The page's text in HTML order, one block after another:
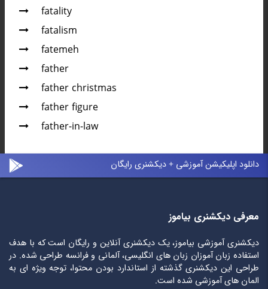
fatality
fatalism
fatemeh
father
father christmas
father figure
father-in-law
دانلود اپلیکیشن آموزشی + دیکشنری رایگان
معرفی دیکشنری بیاموز
دیکشنری آموزشی بیاموز، یک دیکشنری آنلاین و رایگان است که با هدف
استفاده زبان آموزان زبان های انگلیسی، آلمانی و فرانسه طراحی شده. در
طراحی این دیکشنری گذشته از استاندارد بودن محتوا، توجه ویژه ای به
المان های آموزشی شده است.